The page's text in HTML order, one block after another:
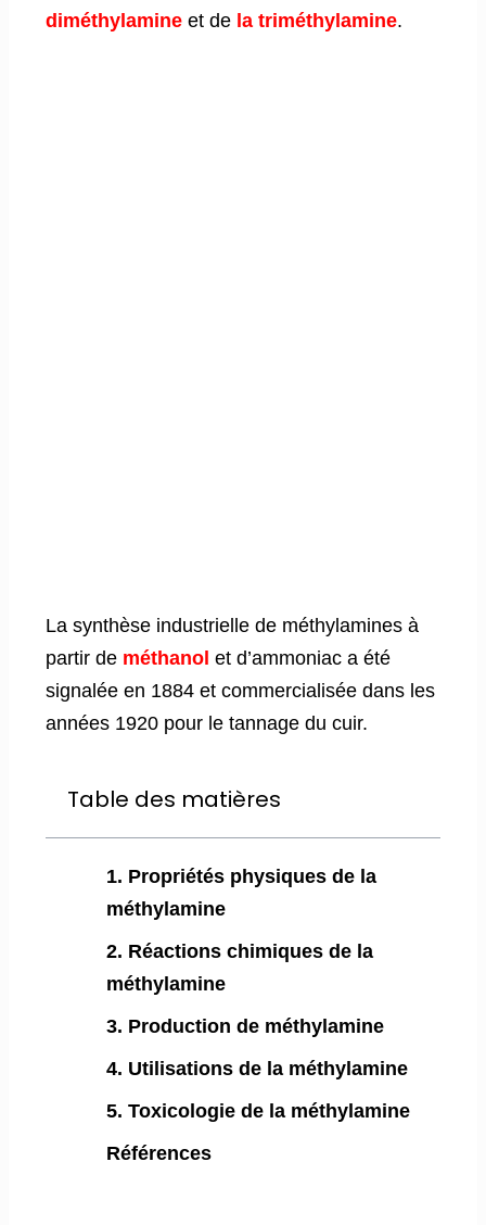
diméthylamine et de la triméthylamine.
La synthèse industrielle de méthylamines à
partir de méthanol et d’ammoniac a été
signalée en 1884 et commercialisée dans les
années 1920 pour le tannage du cuir.
Table des matières
1. Propriétés physiques de la
méthylamine
2. Réactions chimiques de la
méthylamine
3. Production de méthylamine
4. Utilisations de la méthylamine
5. Toxicologie de la méthylamine
Références